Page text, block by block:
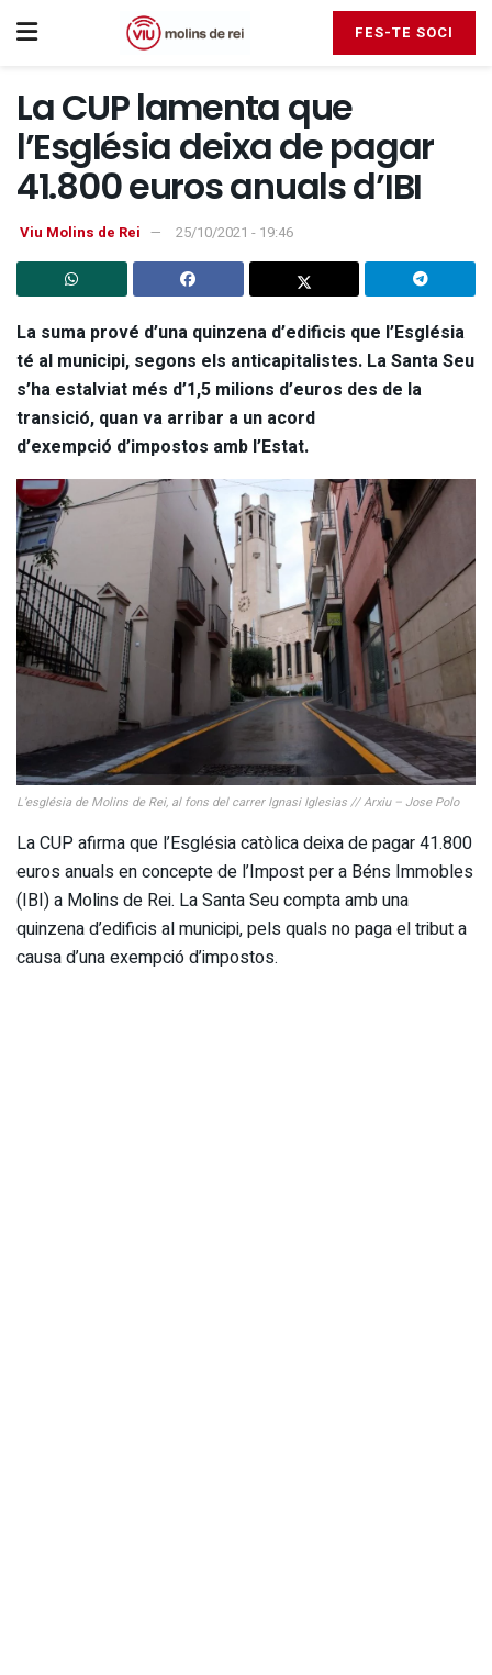
FES-TE SOCI
La CUP lamenta que
l’Església deixa de pagar
41.800 euros anuals d’IBI
Viu Molins de Rei 25/10/2021 - 19:46
La suma prové d’una quinzena d’edificis que l’Església
té al municipi, segons els anticapitalistes. La Santa Seu
s’ha estalviat més d’1,5 milions d’euros des de la
transició, quan va arribar a un acord
d’exempció d’impostos amb l’Estat.
L’església de Molins de Rei, al fons del carrer Ignasi Iglesias // Arxiu – Jose Polo
La CUP afirma que l’Església catòlica deixa de pagar 41.800
euros anuals en concepte de l’Impost per a Béns Immobles
(IBI) a Molins de Rei. La Santa Seu compta amb una
quinzena d’edificis al municipi, pels quals no paga el tribut a
causa d’una exempció d’impostos.